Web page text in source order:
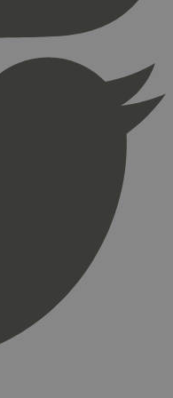
Provider/
29
minutter
54
sekunder
minutter
sekunder
.svanemerket.no
svanemerket.no